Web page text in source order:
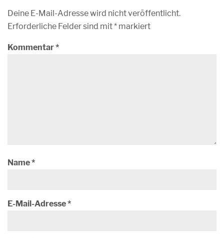
Deine E-Mail-Adresse wird nicht veröffentlicht.
Erforderliche Felder sind mit* markiert
Kommentar*
Name*
E-Mail-Adresse*